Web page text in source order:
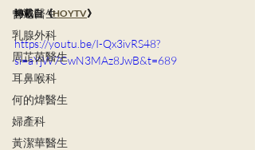
曾迅醫生
乳腺外科
周芷茵醫生
耳鼻喉科
何的煒醫生
婦產科
黃潔華醫生
轉載自《HOYTV》
https://youtu.be/I-Qx3ivRS48?
si=aYjW7CwN3MAz8JwB&t=689